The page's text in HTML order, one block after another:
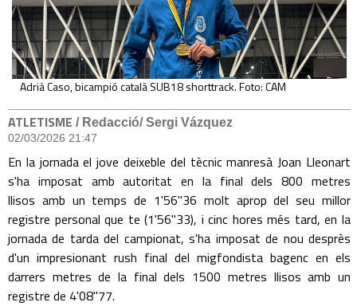
Adrià Caso, bicampió català SUB18 shorttrack. Foto: CAM
ATLETISME / Redacció/ Sergi Vázquez
02/03/2026 21:47
En la jornada el jove deixeble del tècnic manresà Joan Lleonart
s'ha imposat amb autoritat en la final dels 800 metres
llisos amb un temps de 1'56"36 molt aprop del seu millor
registre personal que te (1'56"33), i cinc hores més tard, en la
jornada de tarda del campionat, s'ha imposat de nou desprès
d'un impresionant rush final del migfondista bagenc en els
darrers metres de la final dels 1500 metres llisos amb un
registre de 4'08"77.